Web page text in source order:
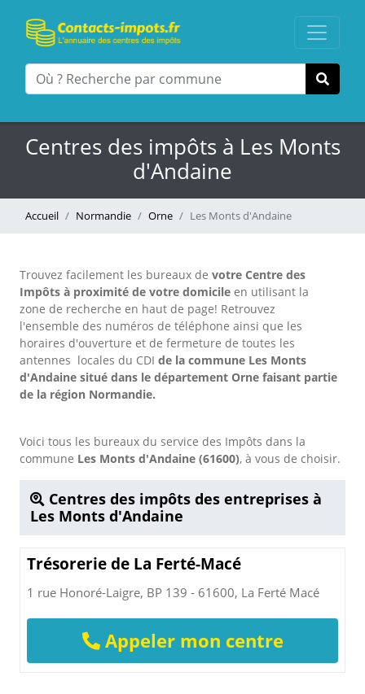
Centres des impôts à Les Monts
d'Andaine
Accueil Normandie Orne Les Monts d'Andaine
Trouvez facilement les bureaux de votre Centre des
Impôts à proximité de votre domicile en utilisant la
zone de recherche en haut de page! Retrouvez
l'ensemble des numéros de téléphone ainsi que les
horaires d'ouverture et de fermeture de toutes les
antennes locales du CDI de la commune Les Monts
d'Andaine situé dans le département Orne faisant partie
de la région Normandie.
Voici tous les bureaux du service des Impôts dans la
commune Les Monts d'Andaine (61600), à vous de choisir.
Centres des impôts des entreprises à
Les Monts d'Andaine
Trésorerie de La Ferté-Macé
1 rue Honoré-Laigre, BP 139 - 61600, La Ferté Macé
Appeler mon centre